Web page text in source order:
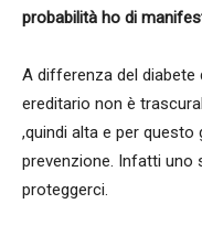
probabilità ho di
A differenza del diabete
ereditario non è
,quindi alta e per
prevenzione. Infatti uno
proteggerci.